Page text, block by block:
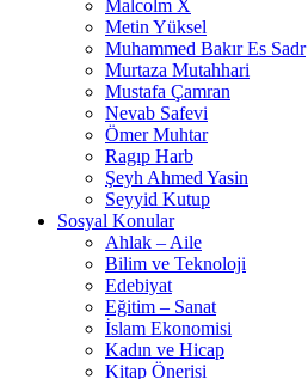
Malcolm X
Metin Yüksel
Muhammed Bakır Es Sadr
Murtaza Mutahhari
Mustafa Çamran
Nevab Safevi
Ömer Muhtar
Ragıp Harb
Şeyh Ahmed Yasin
Seyyid Kutup
Sosyal Konular
Ahlak – Aile
Bilim ve Teknoloji
Edebiyat
Eğitim – Sanat
İslam Ekonomisi
Kadın ve Hicap
Kitap Önerisi